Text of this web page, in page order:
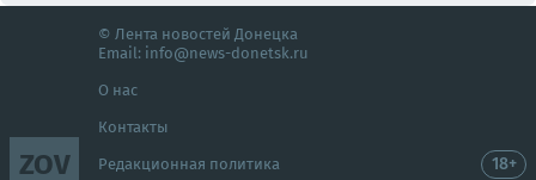
ZOV
© Лента новостей Донецка
Email: info@news-donetsk.ru
О нас
Контакты
Редакционная политика 18+